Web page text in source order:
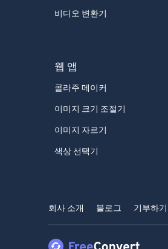
비디오 변환기
웹 앱
콜라주 메이커
이미지 크기 조절기
이미지 자르기
색상 선택기
회사 소개 블로그 기부하기